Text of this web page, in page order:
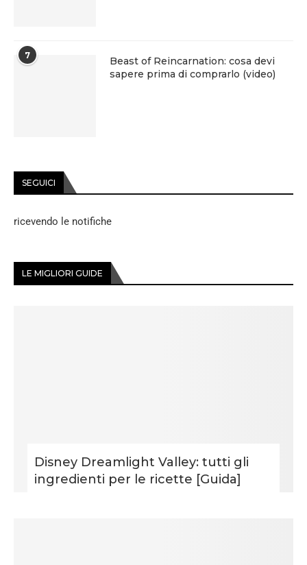
7
Beast of Reincarnation: cosa devi
sapere prima di comprarlo (video)
SEGUICI
ricevendo le notifiche
LE MIGLIORI GUIDE
Disney Dreamlight Valley: tutti gli
ingredienti per le ricette [Guida]